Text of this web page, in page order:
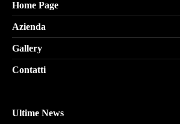
Home Page
Azienda
Gallery
Contatti
Ultime News